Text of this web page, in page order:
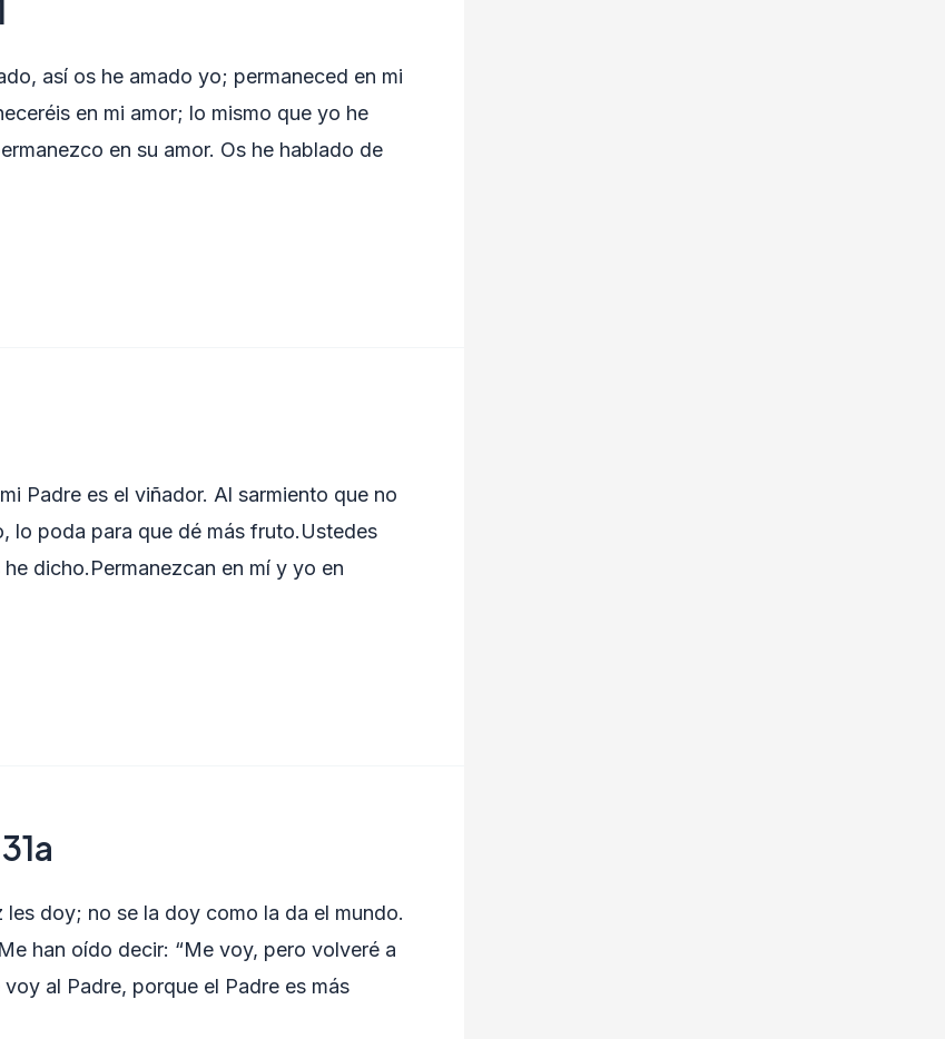
así os he amado yo; permaneced en mi
en mi amor; lo mismo que yo he
en su amor. Os he hablado de
Padre es el viñador. Al sarmiento que no
lo poda para que dé más fruto.Ustedes
dicho.Permanezcan en mí y yo en
doy; no se la doy como la da el mundo.
han oído decir: “Me voy, pero volveré a
al Padre, porque el Padre es más